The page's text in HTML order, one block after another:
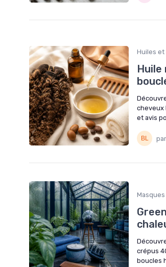
Huiles et
Huile
cheveux
et avis
crépus
boucles